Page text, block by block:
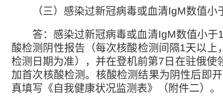
（三） 感染过新冠病毒或血清IgM数值小
答：感染过新冠病毒或血清IgM数值小于
酸检测阴性报告（每次核酸检测间隔1天以上
检测日期为准），并在登机前第7 日在驻俄使
加首次核酸检测。核酸检测结果为阴性后即
真填写《自我健康状况监测表》（附件二）。